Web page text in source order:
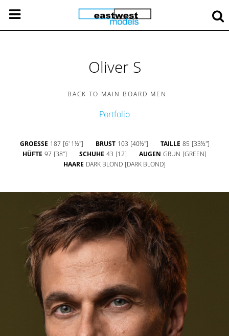
Oliver S
BACK TO MAIN BOARD MEN
Portfolio
GROESSE 187 [6' 1½''] BRUST 103 [40½''] TAILLE 85 [33½'']
HÜFTE 97 [38''] SCHUHE 43 [12] AUGEN GRÜN [GREEN]
HAARE DARK BLOND [DARK BLOND]